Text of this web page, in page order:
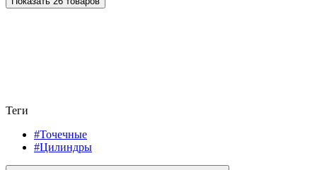
Теги
#Точечные
#Цилиндры